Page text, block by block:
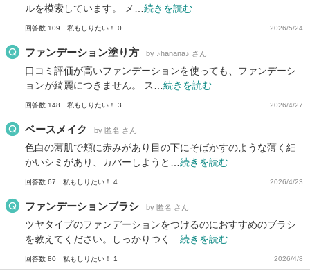
ルを模索しています。 メ… 続きを読む
回答数 109 私もしりたい！ 0 2026/5/24
ファンデーション塗り方 by ♪hanana♪ さん
口コミ評価が高いファンデーションを使っても、ファンデーシ
ョンが綺麗につきません。 ス… 続きを読む
回答数 148 私もしりたい！ 3 2026/4/27
ベースメイク by 匿名 さん
色白の薄肌で頬に赤みがあり目の下にそばかすのような薄く細
かいシミがあり、カバーしようと… 続きを読む
回答数 67 私もしりたい！ 4 2026/4/23
ファンデーションブラシ by 匿名 さん
ツヤタイプのファンデーションをつけるのにおすすめのブラシ
を教えてください。しっかりつく… 続きを読む
回答数 80 私もしりたい！ 1 2026/4/8